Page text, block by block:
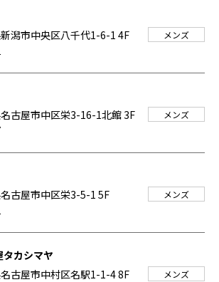
潟市中央区八千代1-6-1 4F
メンズ
古屋市中区栄3-16-1北館 3F
メンズ
古屋市中区栄3-5-1 5F
メンズ
タカシマヤ
古屋市中村区名駅1-1-4 8F
メンズ